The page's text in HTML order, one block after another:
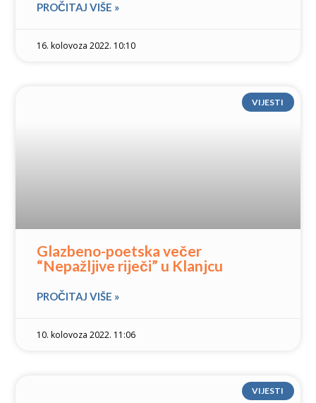
PROČITAJ VIŠE »
16. kolovoza 2022. 10:10
VIJESTI
Glazbeno-poetska večer
“Nepažljive riječi” u Klanjcu
PROČITAJ VIŠE »
10. kolovoza 2022. 11:06
VIJESTI